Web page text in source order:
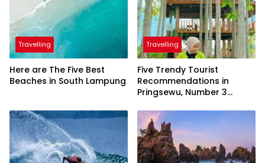
Travelling
Here are The Five Best
Beaches in South Lampung
Travelling
Five Trendy Tourist
Recommendations in
Pringsewu, Number 3
President